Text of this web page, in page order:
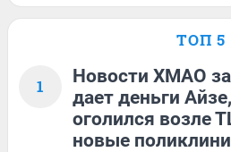
ТОП 5
1
Новости ХМАО
дает деньги
оголился возле
новые